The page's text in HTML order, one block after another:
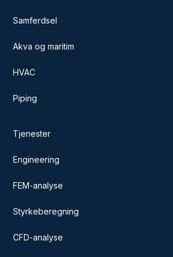
Samferdsel
Akva og maritim
HVAC
Piping
Tjenester
Engineering
FEM-analyse
Styrkeberegning
CFD-analyse